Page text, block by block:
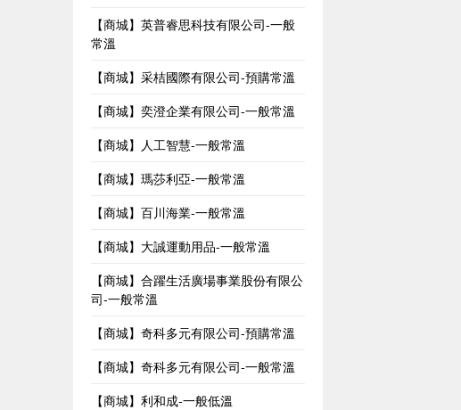
【商城】英普睿思科技有限公司-一般
常溫
【商城】采桔國際有限公司-預購常溫
【商城】奕澄企業有限公司-一般常溫
【商城】人工智慧-一般常溫
【商城】瑪莎利亞-一般常溫
【商城】百川海業-一般常溫
【商城】大誠運動用品-一般常溫
【商城】合躍生活廣場事業股份有限公
司-一般常溫
【商城】奇科多元有限公司-預購常溫
【商城】奇科多元有限公司-一般常溫
【商城】利和成-一般低溫